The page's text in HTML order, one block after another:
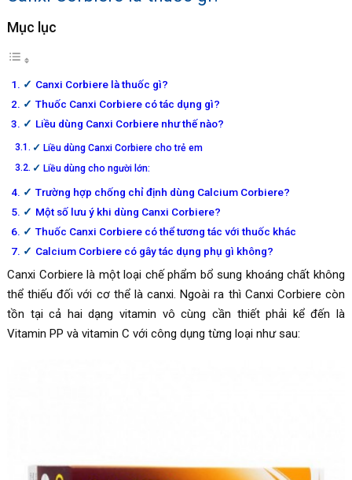
Mục lục
Canxi Corbiere là thuốc gì?
Thuốc Canxi Corbiere có tác dụng gì?
Liều dùng Canxi Corbiere như thế nào?
Liều dùng Canxi Corbiere cho trẻ em
Liều dùng cho người lớn:
Trường hợp chống chỉ định dùng Calcium Corbiere?
Một số lưu ý khi dùng Canxi Corbiere?
Thuốc Canxi Corbiere có thể tương tác với thuốc khác
Calcium Corbiere có gây tác dụng phụ gì không?
Canxi Corbiere là một loại chế phẩm bổ sung khoáng chất không
thể thiếu đối với cơ thể là canxi. Ngoài ra thì Canxi Corbiere còn
tồn tại cả hai dạng vitamin vô cùng cần thiết phải kể đến là
Vitamin PP và vitamin C với công dụng từng loại như sau: